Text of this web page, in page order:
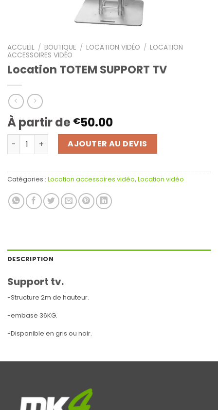
ACCUEIL / BOUTIQUE / LOCATION VIDÉO / LOCATION
ACCESSOIRES VIDÉO
Location TOTEM SUPPORT TV
À partir de €50.00
quantité de Location TOTEM SUPPORT TV
AJOUTER AU DEVIS
Catégories : Location accessoires vidéo, Location vidéo
DESCRIPTION
Support tv.
-Structure 2m de hauteur.
-embase 36KG.
-Disponible en gris ou noir.